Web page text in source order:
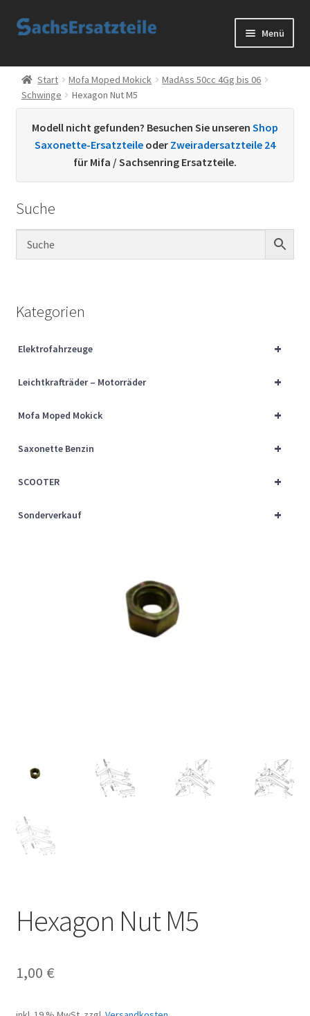
Zur
Zum
Menü
Start
AGB
Datenschutzerklärung
Kontakt
Sachs Ersatzteile
Über uns
Start Mofa Moped Mokick
MadAss 50cc 4Gg bis 06
Schwinge
Hexagon Nut M5
Modell nicht gefunden? Besuchen Sie unseren Shop
Saxonette-Ersatzteile oder Zweiradersatzteile 24
für Mifa / Sachsenring Ersatzteile.
Suche
Kategorien
+
Elektrofahrzeuge
+
Leichtkrafträder – Motorräder
+
Mofa Moped Mokick
+
Saxonette Benzin
+
SCOOTER
+
Sonderverkauf
Hexagon Nut M5
1,00 €